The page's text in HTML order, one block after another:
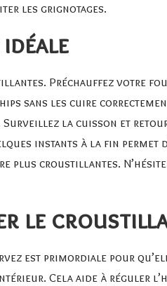
les grignotages.
Préchauffez votre
sans les cuire
la cuisson et
instants à la fin
croustillantes.
le
est primordiale pour
Cela aide à réguler